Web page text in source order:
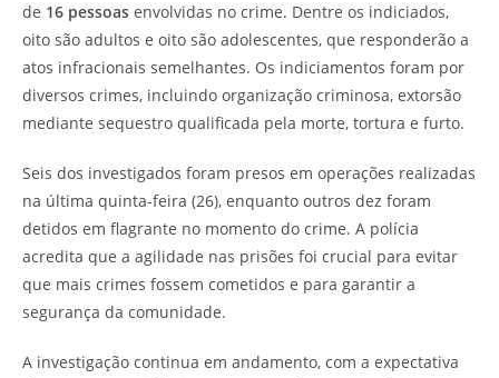
de 16 pessoas envolvidas no crime. Dentre os indiciados,
oito são adultos e oito são adolescentes, que responderão a
atos infracionais semelhantes. Os indiciamentos foram por
diversos crimes, incluindo organização criminosa, extorsão
mediante sequestro qualificada pela morte, tortura e furto.
Seis dos investigados foram presos em operações realizadas
na última quinta-feira (26), enquanto outros dez foram
detidos em flagrante no momento do crime. A polícia
acredita que a agilidade nas prisões foi crucial para evitar
que mais crimes fossem cometidos e para garantir a
segurança da comunidade.
A investigação continua em andamento, com a expectativa